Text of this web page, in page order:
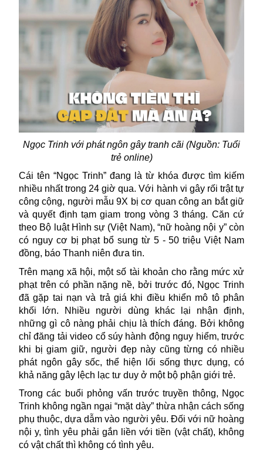
Ngọc Trinh với phát ngôn gây tranh cãi (Nguồn: Tuổi
trẻ online)
Cái tên “Ngọc Trinh” đang là từ khóa được tìm kiếm
nhiều nhất trong 24 giờ qua. Với hành vi gây rối trật tự
công cộng, người mẫu 9X bị cơ quan công an bắt giữ
và quyết định tạm giam trong vòng 3 tháng. Căn cứ
theo Bộ luật Hình sự (Việt Nam), “nữ hoàng nội y” còn
có nguy cơ bị phạt bổ sung từ 5 - 50 triệu Việt Nam
đồng, báo Thanh niên đưa tin.
Trên mạng xã hội, một số tài khoản cho rằng mức xử
phạt trên có phần nặng nề, bởi trước đó, Ngọc Trinh
đã gặp tai nạn và trả giá khi điều khiển mô tô phân
khối lớn. Nhiều người dùng khác lại nhận định,
những gì cô nàng phải chịu là thích đáng. Bởi không
chỉ đăng tải video cổ súy hành động nguy hiểm, trước
khi bị giam giữ, người đẹp này cũng từng có nhiều
phát ngôn gây sốc, thể hiện lối sống thực dụng, có
khả năng gây lệch lạc tư duy ở một bộ phận giới trẻ.
Trong các buổi phỏng vấn trước truyền thông, Ngọc
Trinh không ngần ngại “mặt dày” thừa nhận cách sống
phụ thuộc, dựa dẫm vào người yêu. Đối với nữ hoàng
nội y, tình yêu phải gắn liền với tiền (vật chất), không
có vật chất thì không có tình yêu.